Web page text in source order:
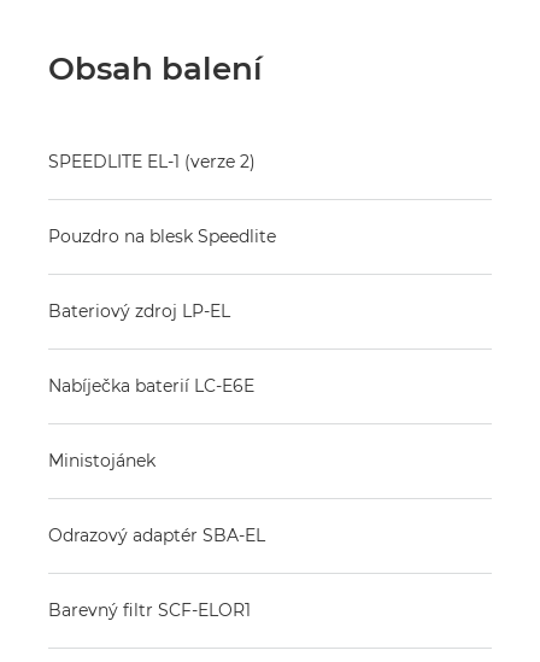
Obsah balení
SPEEDLITE EL-1 (verze 2)
Pouzdro na blesk Speedlite
Bateriový zdroj LP-EL
Nabíječka baterií LC-E6E
Ministojánek
Odrazový adaptér SBA-EL
Barevný filtr SCF-ELOR1